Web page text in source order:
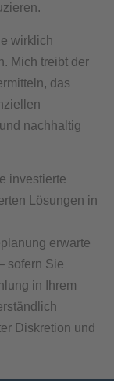
wirklich
Mich treibt der
das
nachhaltig
investierte
Lösungen in
erwarte
sofern Sie
in Ihrem
Diskretion und